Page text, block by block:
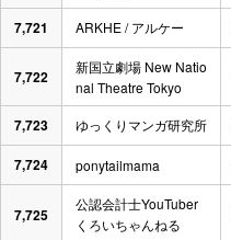
7,721 ARKHE / アルケー
7,722
新国立劇場 New Natio
nal Theatre Tokyo
7,723 ゆっくりマンガ研究所
7,724 ponytailmama
7,725
公認会計士YouTuber
くろいちゃんねる